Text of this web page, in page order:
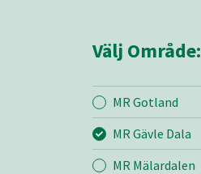
Mina sidor
Välj Område:
MR Gotland
MR Gävle Dala
MR Mälardalen